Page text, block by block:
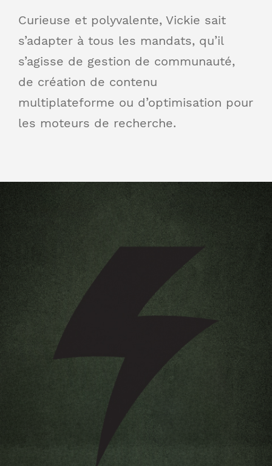
Curieuse et polyvalente, Vickie sait
s’adapter à tous les mandats, qu’il
s’agisse de gestion de communauté,
de création de contenu
multiplateforme ou d’optimisation pour
les moteurs de recherche.